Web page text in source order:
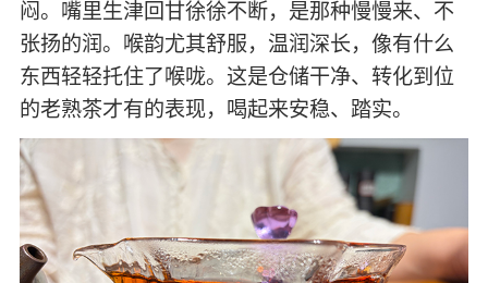
闷。嘴里生津回甘徐徐不断，是那种慢慢来、不
张扬的润。喉韵尤其舒服，温润深长，像有什么
东西轻轻托住了喉咙。这是仓储干净、转化到位
的老熟茶才有的表现，喝起来安稳、踏实。